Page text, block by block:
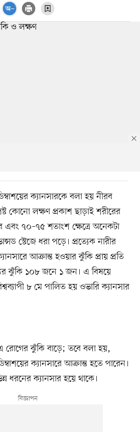
ক্যানসারকে বলা হয় নীরব
কোনো লক্ষণ প্রকাশ ছাড়াই শরীরের
এবং ৭০–৭৫ শতাংশ ক্ষেত্রে অনেকটা
স্টেজে ধরা পড়ে। প্রত্যেক নারীর
আক্রান্ত হওয়ার ঝুঁকি প্রায় প্রতি
ঝুঁকি ১০৮ জনে ১ জন। এ বিষয়ে
৮ মে পালিত হয় ওভারি ক্যানসার
ঝুঁকি বাড়ে; তবে বলা হয়,
ক্যানসারে আক্রান্ত হতে পারেন।
ধরনের ক্যানসার হয়ে থাকে।